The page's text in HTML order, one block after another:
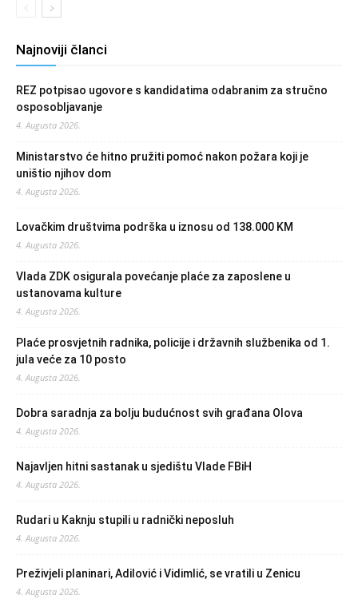
Najnoviji članci
REZ potpisao ugovore s kandidatima odabranim za stručno
osposobljavanje
4. Augusta 2026.
Ministarstvo će hitno pružiti pomoć nakon požara koji je
uništio njihov dom
4. Augusta 2026.
Lovačkim društvima podrška u iznosu od 138.000 KM
4. Augusta 2026.
Vlada ZDK osigurala povećanje plaće za zaposlene u
ustanovama kulture
4. Augusta 2026.
Plaće prosvjetnih radnika, policije i državnih službenika od 1.
jula veće za 10 posto
4. Augusta 2026.
Dobra saradnja za bolju budućnost svih građana Olova
4. Augusta 2026.
Najavljen hitni sastanak u sjedištu Vlade FBiH
4. Augusta 2026.
Rudari u Kaknju stupili u radnički neposluh
4. Augusta 2026.
Preživjeli planinari, Adilović i Vidimlić, se vratili u Zenicu
4. Augusta 2026.